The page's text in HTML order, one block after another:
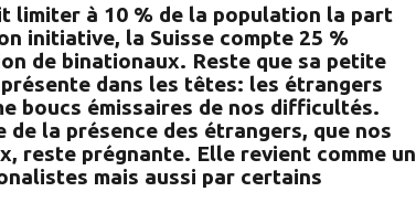
limiter à 10 % de la population la part
initiative, la Suisse compte 25 %
de binationaux. Reste que sa petite
dans les têtes: les étrangers
boucs émissaires de nos difficultés.
de la présence des étrangers, que nos
reste prégnante. Elle revient comme un
mais aussi par certains